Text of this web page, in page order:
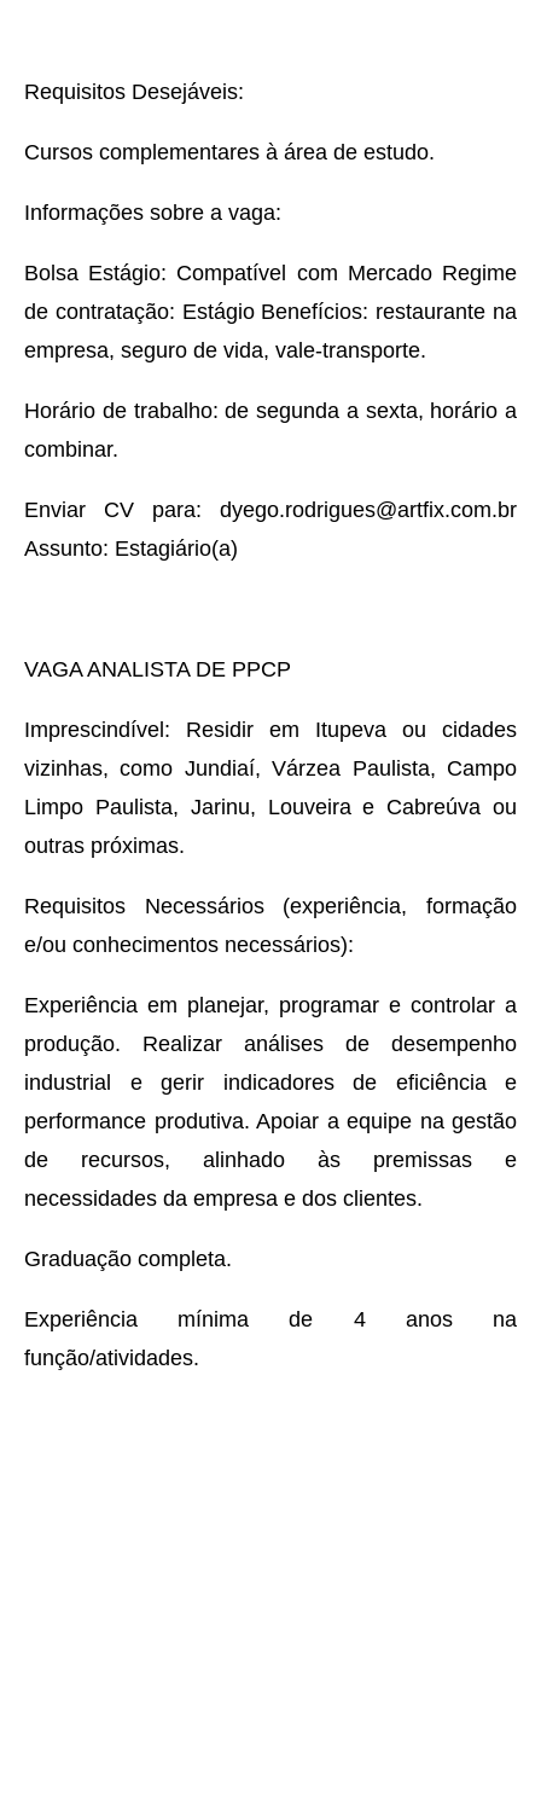
Requisitos Desejáveis:
Cursos complementares à área de estudo.
Informações sobre a vaga:
Bolsa Estágio: Compatível com Mercado Regime
de contratação: Estágio Benefícios: restaurante na
empresa, seguro de vida, vale-transporte.
Horário de trabalho: de segunda a sexta, horário a
combinar.
Enviar CV para: dyego.rodrigues@artfix.com.br
Assunto: Estagiário(a)
VAGA ANALISTA DE PPCP
Imprescindível: Residir em Itupeva ou cidades
vizinhas, como Jundiaí, Várzea Paulista, Campo
Limpo Paulista, Jarinu, Louveira e Cabreúva ou
outras próximas.
Requisitos Necessários (experiência, formação
e/ou conhecimentos necessários):
Experiência em planejar, programar e controlar a
produção. Realizar análises de desempenho
industrial e gerir indicadores de eficiência e
performance produtiva. Apoiar a equipe na gestão
de recursos, alinhado às premissas e
necessidades da empresa e dos clientes.
Graduação completa.
Experiência mínima de 4 anos na
função/atividades.